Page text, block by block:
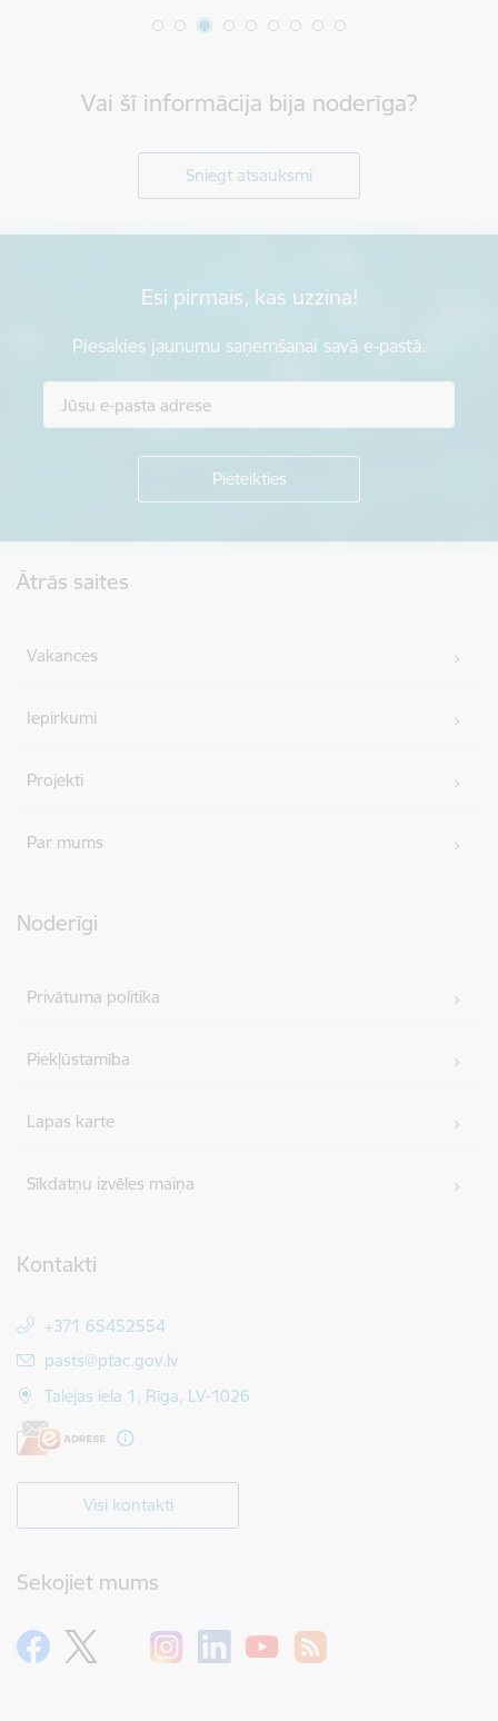
Vai šī informācija bija noderīga?
Sniegt atsauksmi
Esi pirmais, kas uzzina!
Piesakies jaunumu saņemšanai savā e-pastā.
Ātrās saites
Vakances
Iepirkumi
Projekti
Par mums
Noderīgi
Privātuma politika
Piekļūstamība
Lapas karte
Sīkdatņu izvēles maiņa
Kontakti
+371 65452554
E-pasts:
pasts@ptac.gov.lv
Talejas iela 1, Rīga, LV-1026
Visi kontakti
Sekojiet mums